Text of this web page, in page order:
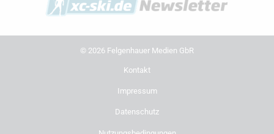
© 2026 Felgenhauer Medien GbR
Kontakt
Impressum
Datenschutz